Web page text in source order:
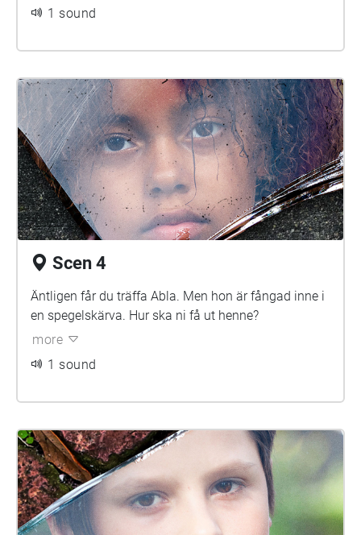
1 sound
Scen 4
Äntligen får du träffa Abla. Men hon är fångad inne i
en spegelskärva. Hur ska ni få ut henne?
more
1 sound